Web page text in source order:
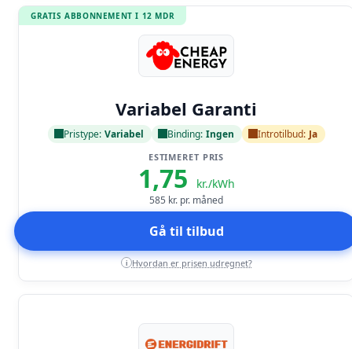
GRATIS ABBONNEMENT I 12 MDR
Variabel Garanti
Pristype: Variabel Binding: Ingen Introtilbud: Ja
ESTIMERET PRIS
1,75 kr./kWh
585 kr. pr. måned
Gå til tilbud
i Hvordan er prisen udregnet?